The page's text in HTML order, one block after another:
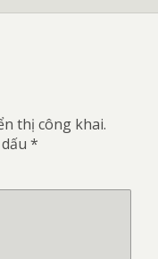
thị công khai.
*